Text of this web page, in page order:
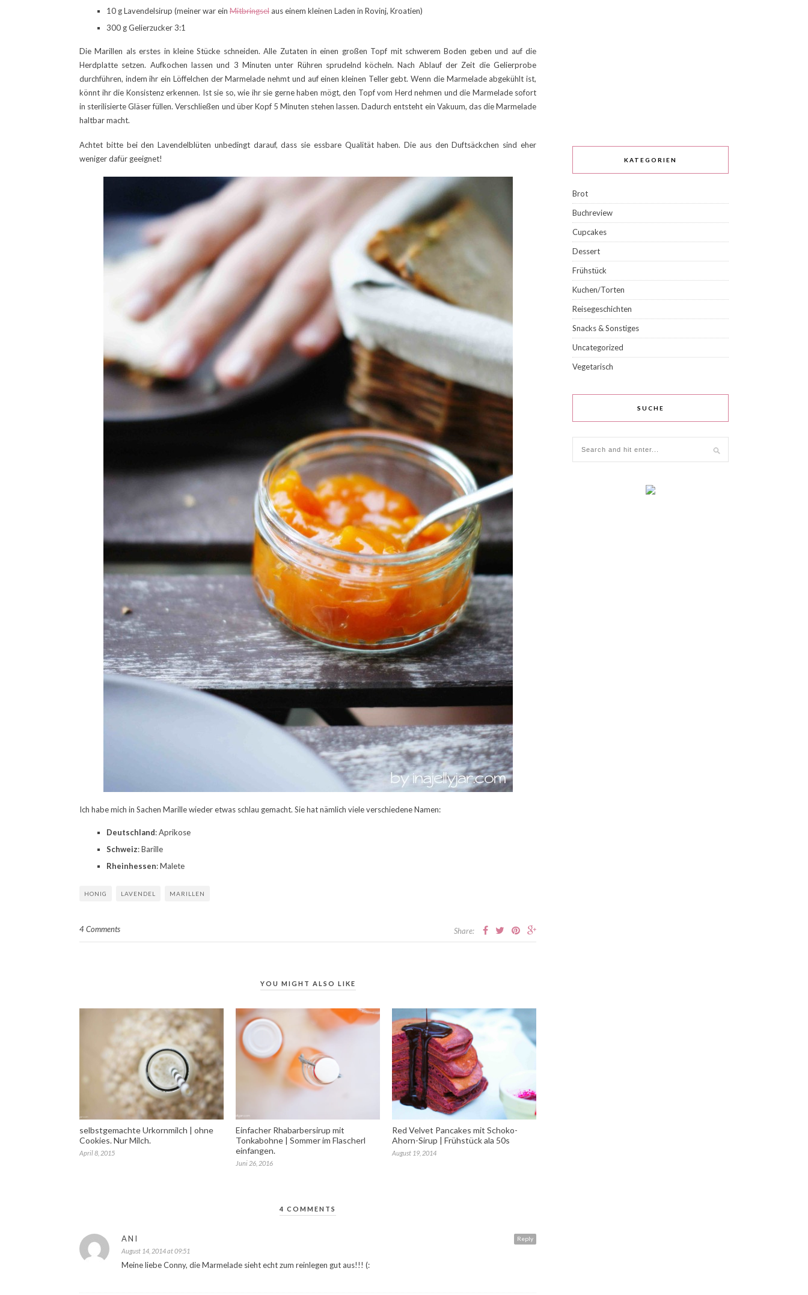
10 g Lavendelsirup (meiner war ein Mitbringsel aus einem kleinen Laden in Rovinj, Kroatien)
300 g Gelierzucker 3:1
Die Marillen als erstes in kleine Stücke schneiden. Alle Zutaten in einen großen Topf mit schwerem Boden geben und auf die
Herdplatte setzen. Aufkochen lassen und 3 Minuten unter Rühren sprudelnd köcheln. Nach Ablauf der Zeit die Gelierprobe
durchführen, indem ihr ein Löffelchen der Marmelade nehmt und auf einen kleinen Teller gebt. Wenn die Marmelade abgekühlt ist,
könnt ihr die Konsistenz erkennen. Ist sie so, wie ihr sie gerne haben mögt, den Topf vom Herd nehmen und die Marmelade sofort
in sterilisierte Gläser füllen. Verschließen und über Kopf 5 Minuten stehen lassen. Dadurch entsteht ein Vakuum, das die Marmelade
haltbar macht.
Achtet bitte bei den Lavendelblüten unbedingt darauf, dass sie essbare Qualität haben. Die aus den Duftsäckchen sind eher
weniger dafür geeignet!
Ich habe mich in Sachen Marille wieder etwas schlau gemacht. Sie hat nämlich viele verschiedene Namen:
Deutschland: Aprikose
Schweiz: Barille
Rheinhessen: Malete
HONIG LAVENDEL MARILLEN
4 Comments Share:
YOU MIGHT ALSO LIKE
selbstgemachte Urkornmilch | ohne
Cookies. Nur Milch.
April 8, 2015
Einfacher Rhabarbersirup mit
Tonkabohne | Sommer im Flascherl
einfangen.
Juni 26, 2016
Red Velvet Pancakes mit Schoko-
Ahorn-Sirup | Frühstück ala 50s
August 19, 2014
4 COMMENTS
Reply
ANI
August 14, 2014 at 09:51
Meine liebe Conny, die Marmelade sieht echt zum reinlegen gut aus!!! (:
KATEGORIEN
Brot
Buchreview
Cupcakes
Dessert
Frühstück
Kuchen/Torten
Reisegeschichten
Snacks & Sonstiges
Uncategorized
Vegetarisch
SUCHE